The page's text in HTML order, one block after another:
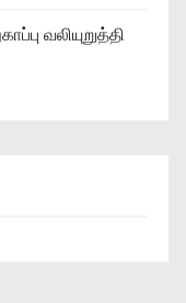
வலியுறுத்தி